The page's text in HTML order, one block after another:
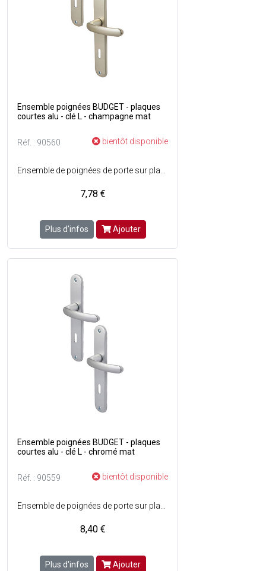
Ensemble poignées BUDGET - plaques
courtes alu - clé L - champagne mat
Réf. : 90560 bientôt disponible
7,78 €
Plus d'infos Ajouter
Ensemble poignées BUDGET - plaques
courtes alu - clé L - chromé mat
Réf. : 90559 bientôt disponible
8,40 €
Plus d'infos Ajouter